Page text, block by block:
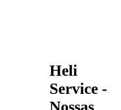
Heli
Service -